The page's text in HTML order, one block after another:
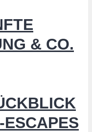
& CO.